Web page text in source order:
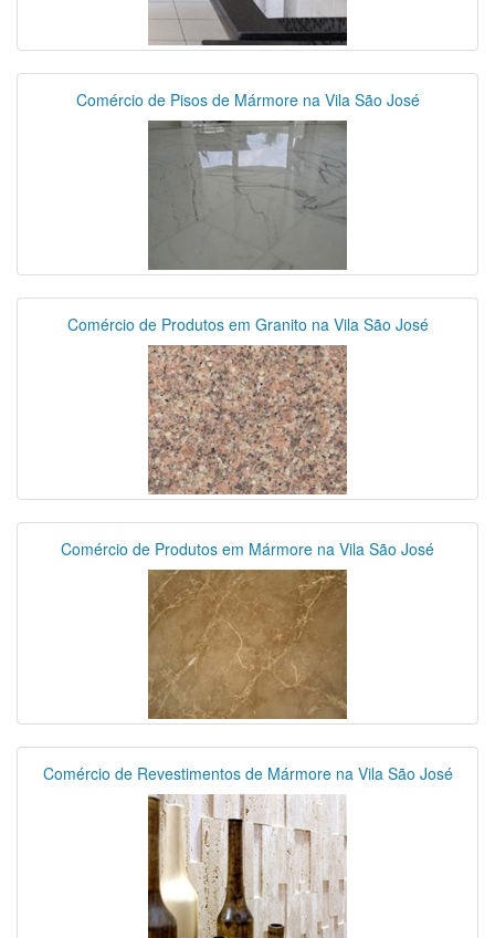
Comércio de Pisos de Mármore na Vila São José
Comércio de Produtos em Granito na Vila São José
Comércio de Produtos em Mármore na Vila São José
Comércio de Revestimentos de Mármore na Vila São José